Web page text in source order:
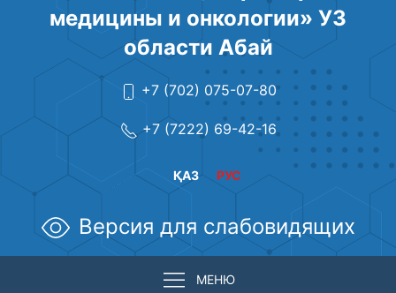
медицины и онкологии» УЗ
области Абай
+7 (702) 075-07-80
+7 (7222) 69-42-16
РУС
ҚАЗ
Версия для слабовидящих
МЕНЮ